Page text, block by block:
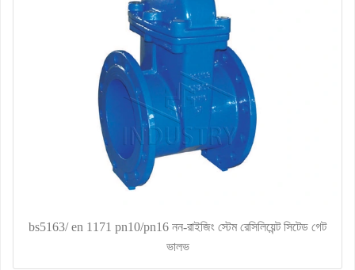
bs5163/ en 1171 pn10/pn16 নন-রাইজিং স্টেম রেসিলিয়েন্ট সিটেড গেট
ভালভ